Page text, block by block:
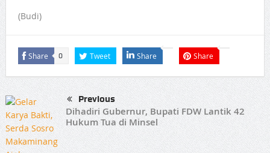
(Budi)
Share 0 Tweet Share Share
Previous
Dihadiri Gubernur, Bupati FDW Lantik 42
Hukum Tua di Minsel